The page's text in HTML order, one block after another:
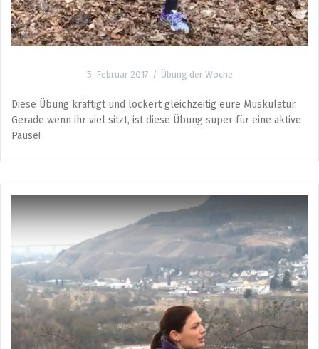
5. Februar 2017 Übung der Woche
Diese Übung kräftigt und lockert gleichzeitig eure Muskulatur.
Gerade wenn ihr viel sitzt, ist diese Übung super für eine aktive
Pause!